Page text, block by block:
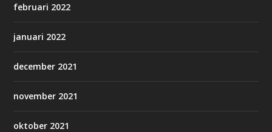
februari 2022
januari 2022
december 2021
november 2021
oktober 2021